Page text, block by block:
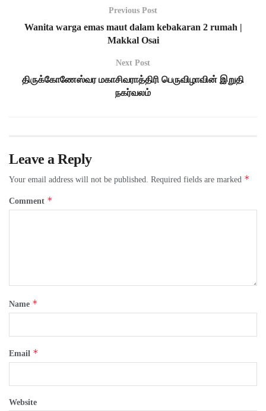
Previous Post
Wanita warga emas maut dalam kebakaran 2 rumah |
Makkal Osai
Next Post
திருக்கோணேஸ்வர மகாசிவராத்திரி பெருவிழாவின் இறுதி
நகர்வலம்
Leave a Reply
Your email address will not be published. Required fields are marked *
Comment *
Name *
Email *
Website